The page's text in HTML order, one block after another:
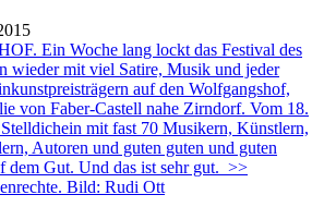
Ein Woche lang lockt das Festival des
wieder mit viel Satire, Musik und jeder
auf den Wolfgangshof,
von Faber-Castell nahe Zirndorf. Vom 18.
mit fast 70 Musikern, Künstlern,
Autoren und guten guten und guten
dem Gut. Und das ist sehr gut. >>